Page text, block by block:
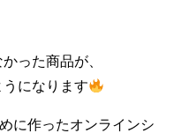
った商品が、
になります
に作ったオンラインシ